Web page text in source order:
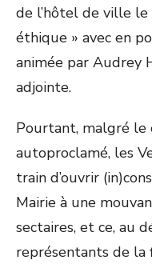
de l’hôtel de ville
éthique » avec en
animée par Audrey
adjointe.
Pourtant, malgré le
autoproclamé, les
train d’ouvrir
Mairie à une
sectaires, et ce, au
représentants de la